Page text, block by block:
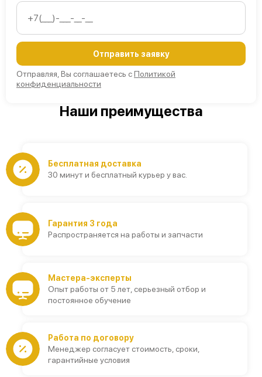
Отправить заявку
Отправляя, Вы соглашаетесь сПолитикой
конфиденциальности
Наши преимущества
Бесплатная доставка
30 минут и бесплатный курьер у вас.
Гарантия 3 года
Распространяется на работы и запчасти
Мастера-эксперты
Опыт работы от 5 лет, серьезный отбор и
постоянное обучение
Работа по договору
Менеджер согласует стоимость, сроки,
гарантийные условия